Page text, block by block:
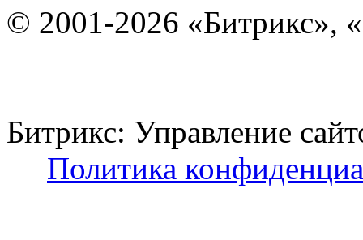
© 2001-2026 «Битрикс»,
Битрикс: Управление
Политика